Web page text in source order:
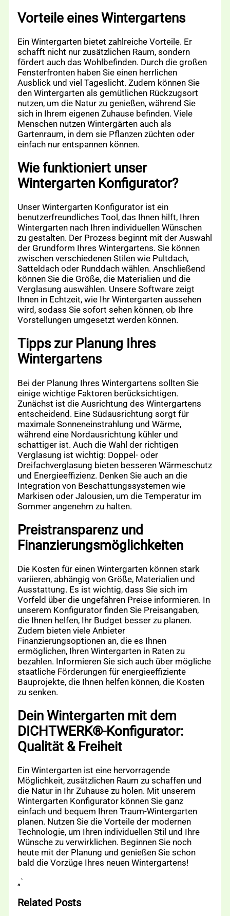
Vorteile eines Wintergartens
Ein Wintergarten bietet zahlreiche Vorteile. Er
schafft nicht nur zusätzlichen Raum, sondern
fördert auch das Wohlbefinden. Durch die großen
Fensterfronten haben Sie einen herrlichen
Ausblick und viel Tageslicht. Zudem können Sie
den Wintergarten als gemütlichen Rückzugsort
nutzen, um die Natur zu genießen, während Sie
sich in Ihrem eigenen Zuhause befinden. Viele
Menschen nutzen Wintergärten auch als
Gartenraum, in dem sie Pflanzen züchten oder
einfach nur entspannen können.
Wie funktioniert unser
Wintergarten Konfigurator?
Unser Wintergarten Konfigurator ist ein
benutzerfreundliches Tool, das Ihnen hilft, Ihren
Wintergarten nach Ihren individuellen Wünschen
zu gestalten. Der Prozess beginnt mit der Auswahl
der Grundform Ihres Wintergartens. Sie können
zwischen verschiedenen Stilen wie Pultdach,
Satteldach oder Runddach wählen. Anschließend
können Sie die Größe, die Materialien und die
Verglasung auswählen. Unsere Software zeigt
Ihnen in Echtzeit, wie Ihr Wintergarten aussehen
wird, sodass Sie sofort sehen können, ob Ihre
Vorstellungen umgesetzt werden können.
Tipps zur Planung Ihres
Wintergartens
Bei der Planung Ihres Wintergartens sollten Sie
einige wichtige Faktoren berücksichtigen.
Zunächst ist die Ausrichtung des Wintergartens
entscheidend. Eine Südausrichtung sorgt für
maximale Sonneneinstrahlung und Wärme,
während eine Nordausrichtung kühler und
schattiger ist. Auch die Wahl der richtigen
Verglasung ist wichtig: Doppel- oder
Dreifachverglasung bieten besseren Wärmeschutz
und Energieeffizienz. Denken Sie auch an die
Integration von Beschattungssystemen wie
Markisen oder Jalousien, um die Temperatur im
Sommer angenehm zu halten.
Preistransparenz und
Finanzierungsmöglichkeiten
Die Kosten für einen Wintergarten können stark
variieren, abhängig von Größe, Materialien und
Ausstattung. Es ist wichtig, dass Sie sich im
Vorfeld über die ungefähren Preise informieren. In
unserem Konfigurator finden Sie Preisangaben,
die Ihnen helfen, Ihr Budget besser zu planen.
Zudem bieten viele Anbieter
Finanzierungsoptionen an, die es Ihnen
ermöglichen, Ihren Wintergarten in Raten zu
bezahlen. Informieren Sie sich auch über mögliche
staatliche Förderungen für energieeffiziente
Bauprojekte, die Ihnen helfen können, die Kosten
zu senken.
Dein Wintergarten mit dem
DICHTWERK®-Konfigurator:
Qualität & Freiheit
Ein Wintergarten ist eine hervorragende
Möglichkeit, zusätzlichen Raum zu schaffen und
die Natur in Ihr Zuhause zu holen. Mit unserem
Wintergarten Konfigurator können Sie ganz
einfach und bequem Ihren Traum-Wintergarten
planen. Nutzen Sie die Vorteile der modernen
Technologie, um Ihren individuellen Stil und Ihre
Wünsche zu verwirklichen. Beginnen Sie noch
heute mit der Planung und genießen Sie schon
bald die Vorzüge Ihres neuen Wintergartens!
„`
Related Posts